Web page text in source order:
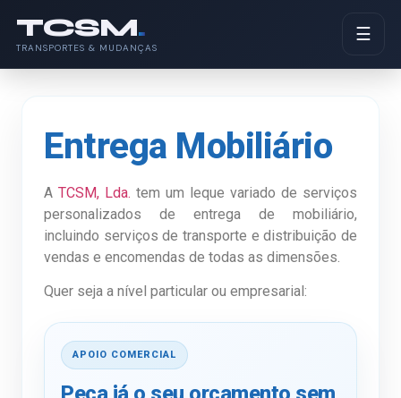
TCSM.
TRANSPORTES & MUDANÇAS
☰
Entrega Mobiliário
A TCSM, Lda. tem um leque variado de serviços
personalizados de entrega de mobiliário,
incluindo serviços de transporte e distribuição de
vendas e encomendas de todas as dimensões.
Quer seja a nível particular ou empresarial:
APOIO COMERCIAL